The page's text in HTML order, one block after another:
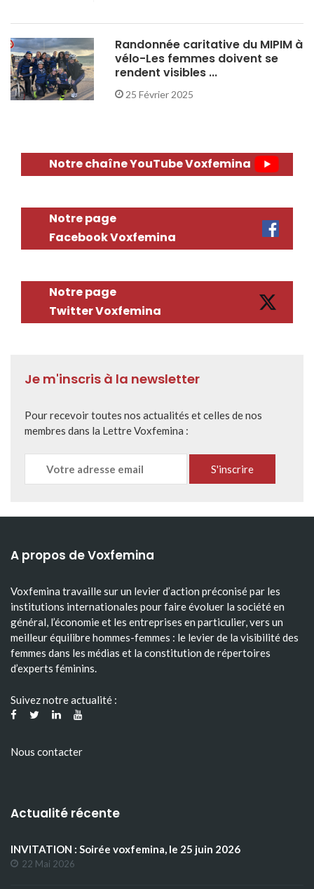
Randonnée caritative du MIPIM à
vélo-Les femmes doivent se
rendent visibles ...
25 Février 2025
Notre chaîne YouTube Voxfemina
Notre page
Facebook Voxfemina
Notre page
Twitter Voxfemina
Je m'inscris à la newsletter
Pour recevoir toutes nos actualités et celles de nos
membres dans la Lettre Voxfemina :
A propos de Voxfemina
Voxfemina travaille sur un levier d’action préconisé par les
institutions internationales pour faire évoluer la société en
général, l’économie et les entreprises en particulier, vers un
meilleur équilibre hommes-femmes : le levier de la visibilité des
femmes dans les médias et la constitution de répertoires
d’experts féminins.
Suivez notre actualité :
Nous contacter
Actualité récente
INVITATION : Soirée voxfemina, le 25 juin 2026
22 Mai 2026